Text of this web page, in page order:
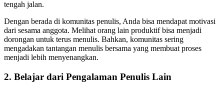
tengah jalan.
Dengan berada di komunitas penulis, Anda bisa mendapat motivasi
dari sesama anggota. Melihat orang lain produktif bisa menjadi
dorongan untuk terus menulis. Bahkan, komunitas sering
mengadakan tantangan menulis bersama yang membuat proses
menjadi lebih menyenangkan.
2. Belajar dari Pengalaman Penulis Lain